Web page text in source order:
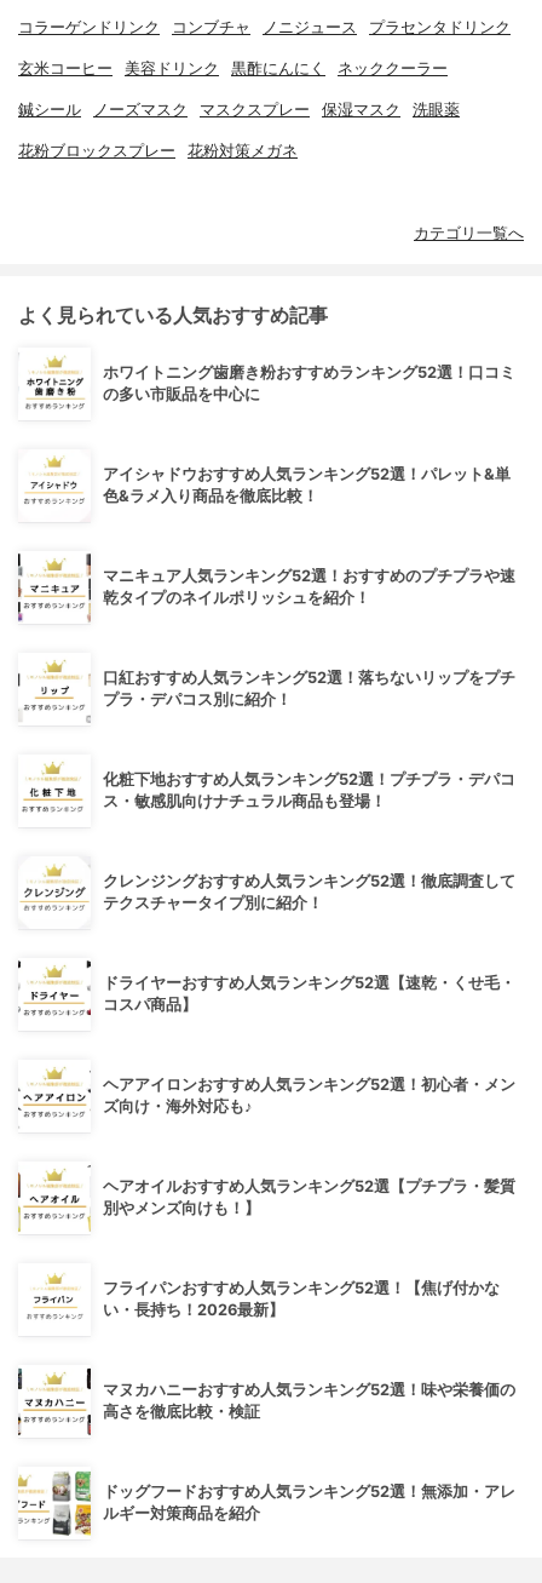
コラーゲンドリンク コンブチャ ノニジュース プラセンタドリンク
玄米コーヒー 美容ドリンク 黒酢にんにく ネッククーラー
鍼シール ノーズマスク マスクスプレー 保湿マスク 洗眼薬
花粉ブロックスプレー 花粉対策メガネ
カテゴリ一覧へ
よく見られている人気おすすめ記事
ホワイトニング歯磨き粉おすすめランキング52選！口コミ
の多い市販品を中心に
アイシャドウおすすめ人気ランキング52選！パレット&単
色&ラメ入り商品を徹底比較！
マニキュア人気ランキング52選！おすすめのプチプラや速
乾タイプのネイルポリッシュを紹介！
口紅おすすめ人気ランキング52選！落ちないリップをプチ
プラ・デパコス別に紹介！
化粧下地おすすめ人気ランキング52選！プチプラ・デパコ
ス・敏感肌向けナチュラル商品も登場！
クレンジングおすすめ人気ランキング52選！徹底調査して
テクスチャータイプ別に紹介！
ドライヤーおすすめ人気ランキング52選【速乾・くせ毛・
コスパ商品】
ヘアアイロンおすすめ人気ランキング52選！初心者・メン
ズ向け・海外対応も♪
ヘアオイルおすすめ人気ランキング52選【プチプラ・髪質
別やメンズ向けも！】
フライパンおすすめ人気ランキング52選！【焦げ付かな
い・長持ち！2026最新】
マヌカハニーおすすめ人気ランキング52選！味や栄養価の
高さを徹底比較・検証
ドッグフードおすすめ人気ランキング52選！無添加・アレ
ルギー対策商品を紹介